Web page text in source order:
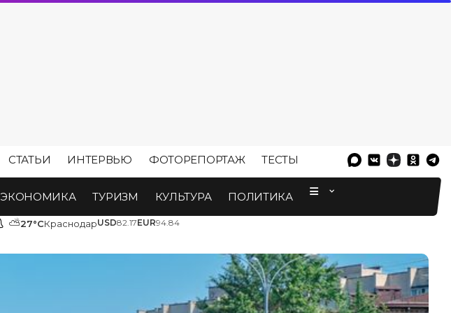
СТАТЬИ ИНТЕРВЬЮ ФОТОРЕПОРТАЖ ТЕСТЫ
ЭКОНОМИКА ТУРИЗМ КУЛЬТУРА ПОЛИТИКА
⛅27°CКраснодарUSD82.17EUR94.84